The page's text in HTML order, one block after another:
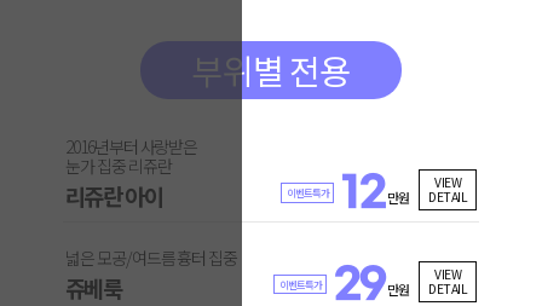
부위별 전용
2016년부터 사랑받은
눈가 집중 리쥬란
리쥬란 아이 이벤트특가 12만원
VIEW
DETAIL
넓은 모공/여드름 흉터 집중
쥬베룩 이벤트특가 29만원
VIEW
DETAIL